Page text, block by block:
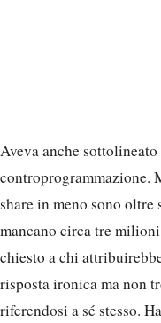
Aveva anche
controprogrammazione.
share in meno sono oltre
mancano circa tre
chiesto a chi
risposta ironica ma non
riferendosi a sé stesso.